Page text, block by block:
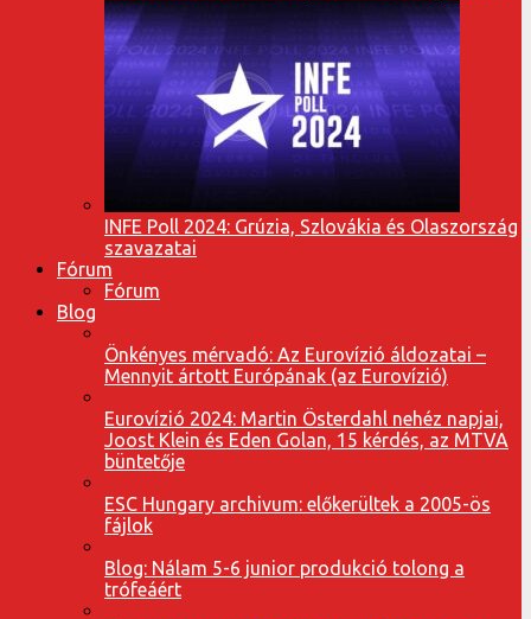
INFE Poll 2024: Grúzia, Szlovákia és Olaszország
szavazatai
Fórum
Fórum
Blog
Önkényes mérvadó: Az Eurovízió áldozatai –
Mennyit ártott Európának (az Eurovízió)
Eurovízió 2024: Martin Österdahl nehéz napjai,
Joost Klein és Eden Golan, 15 kérdés, az MTVA
büntetője
ESC Hungary archivum: előkerültek a 2005-ös
fájlok
Blog: Nálam 5-6 junior produkció tolong a
trófeáért